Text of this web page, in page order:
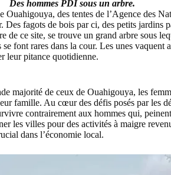
Des hommes PDI sous un arbre.
Ouahigouya, des tentes de l’Agence des
Des fagots de bois par ci, des petits jardins
de ce site, se trouve un grand arbre sous
font rares dans la cour. Les unes vaquent
leur pitance quotidienne.
majorité de ceux de Ouahigouya, les
famille. Au cœur des défis posés par les
contrairement aux hommes qui,
les villes pour des activités à maigre
dans l’économie local.